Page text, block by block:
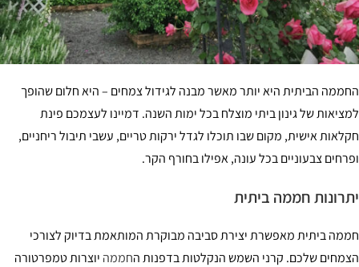
הביתית היא יותר מאשר מבנה לגידול צמחים – היא חלום שהופך
של גינון ביתי מוצלח בכל ימות השנה. דמיינו לעצמכם פינת
אישית, מקום שבו תוכלו לגדל ירקות טריים, עשבי תיבול ריחניים,
צבעוניים בכל עונה, אפילו בחורף הקר.
חממה ביתית
ביתית מאפשרת יצירת סביבה מבוקרת המותאמת בדיוק לצורכי
שלכם. קרני השמש הנקלטות בדפנות החממהיוצרות טמפרטורה